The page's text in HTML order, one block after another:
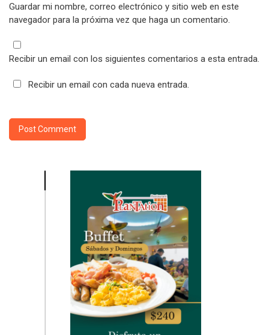
Guardar mi nombre, correo electrónico y sitio web en este
navegador para la próxima vez que haga un comentario.
Recibir un email con los siguientes comentarios a esta entrada.
Recibir un email con cada nueva entrada.